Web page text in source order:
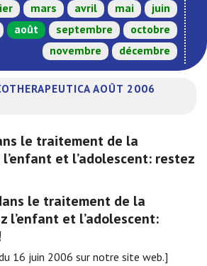
mars avril mai
juin
août septembre
octobre
novembre
décembre
AOÛT 2006
le traitement de la
et l’adolescent: restez
le traitement de la
l’enfant et l’adolescent:
16 juin 2006 sur notre site web.]